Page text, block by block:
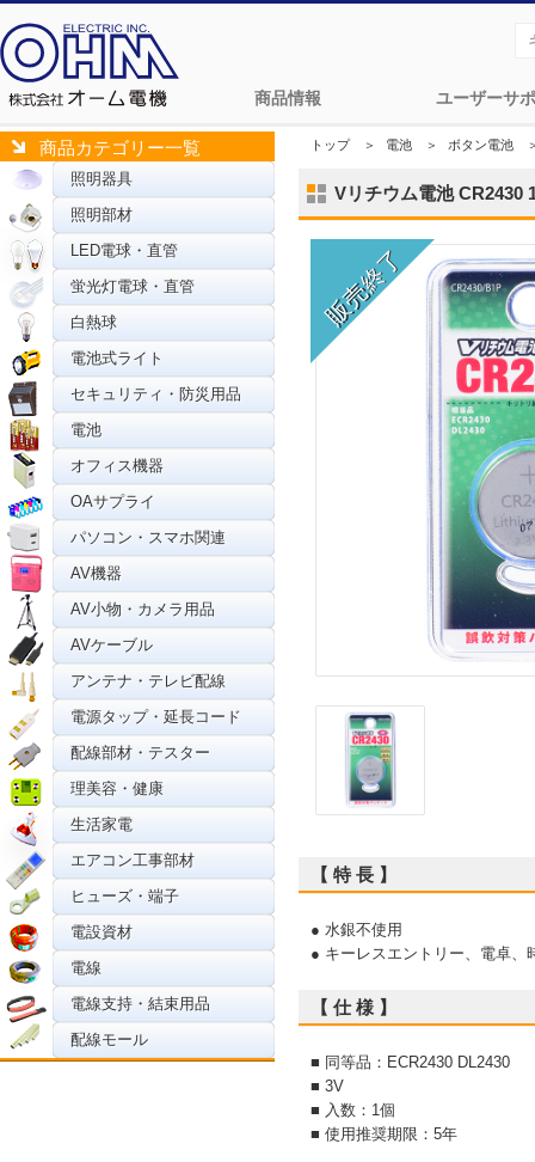
商品情報 ユーザーサ
商品カテゴリー一覧
照明器具
照明部材
LED電球・直管
蛍光灯電球・直管
白熱球
電池式ライト
セキュリティ・防災用品
電池
オフィス機器
OAサプライ
パソコン・スマホ関連
AV機器
AV小物・カメラ用品
AVケーブル
アンテナ・テレビ配線
電源タップ・延長コード
配線部材・テスター
理美容・健康
生活家電
エアコン工事部材
ヒューズ・端子
電設資材
電線
電線支持・結束用品
配線モール
トップ＞ 電池 ＞ ボタン電池
Vリチウム電池 CR2430
【 特 長 】
● 水銀不使用
● キーレスエントリー、電卓、
【 仕 様 】
■ 同等品：ECR2430 DL2430
■ 3V
■ 入数：1個
■ 使用推奨期限：5年